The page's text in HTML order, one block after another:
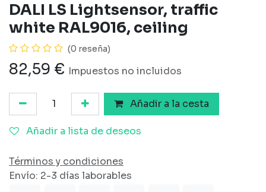
DALI LS Lightsensor, traffic
white RAL9016, ceiling
(0 reseña)
82,59 € Impuestos no incluidos
Añadir a la cesta
Añadir a lista de deseos
Términos y condiciones
Envío: 2-3 días laborables